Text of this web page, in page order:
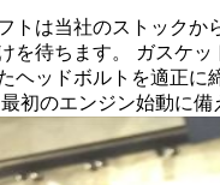
トは当社のストック
を待ちます。 ガスケ
ヘッドボルトを適正
初のエンジン始動に